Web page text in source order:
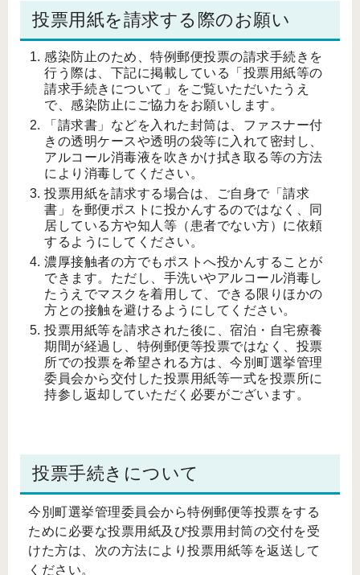
投票用紙を請求する際のお願い
感染防止のため、特例郵便投票の請求手続きを
行う際は、下記に掲載している「投票用紙等の
請求手続きについて」をご覧いただいたうえ
で、感染防止にご協力をお願いします。
「請求書」などを入れた封筒は、ファスナー付
きの透明ケースや透明の袋等に入れて密封し、
アルコール消毒液を吹きかけ拭き取る等の方法
により消毒してください。
投票用紙を請求する場合は、ご自身で「請求
書」を郵便ポストに投かんするのではなく、同
居している方や知人等（患者でない方）に依頼
するようにしてください。
濃厚接触者の方でもポストへ投かんすることが
できます。ただし、手洗いやアルコール消毒し
たうえでマスクを着用して、できる限りほかの
方との接触を避けるようにしてください。
投票用紙等を請求された後に、宿泊・自宅療養
期間が経過し、特例郵便等投票ではなく、投票
所での投票を希望される方は、今別町選挙管理
委員会から交付した投票用紙等一式を投票所に
持参し返却していただく必要がございます。
投票手続きについて
今別町選挙管理委員会から特例郵便等投票をする
ために必要な投票用紙及び投票用封筒の交付を受
けた方は、次の方法により投票用紙等を返送して
ください。